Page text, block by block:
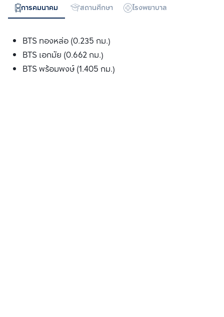
การคมนาคม สถานศึกษา โรงพยาบาล
BTS ทองหล่อ (0.235 กม.)
BTS เอกมัย (0.662 กม.)
BTS พร้อมพงษ์ (1.405 กม.)